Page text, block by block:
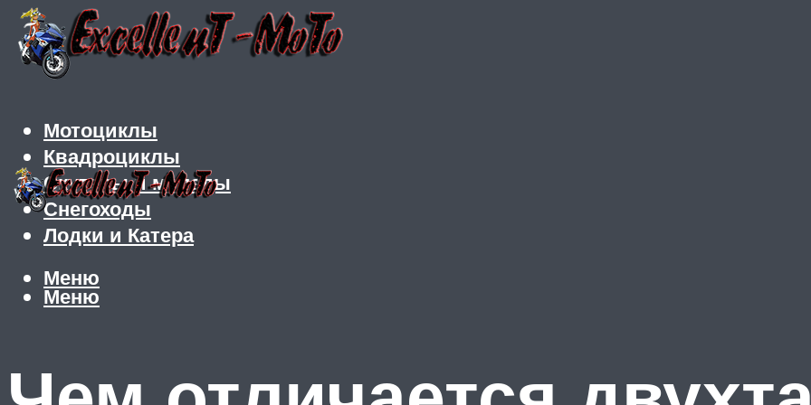
Мотоциклы
Квадроциклы
Скутеры и мопеды
Снегоходы
Лодки и Катера
Меню
Меню